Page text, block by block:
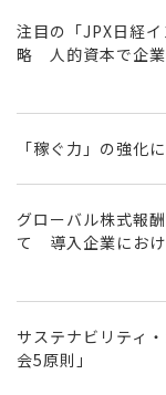
注目の「JPX日経
略 人的資本で企業
「稼ぐ力」の強化
グローバル株式報
て 導入企業におけ
サステナビリティ
会5原則」